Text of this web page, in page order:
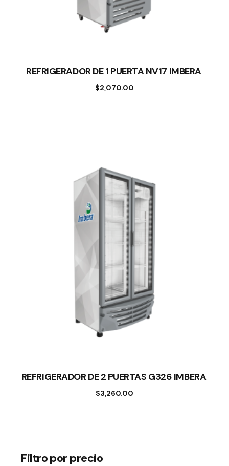
REFRIGERADOR DE 1 PUERTA NV17 IMBERA
$2,070.00
REFRIGERADOR DE 2 PUERTAS G326 IMBERA
$3,260.00
Filtro por precio